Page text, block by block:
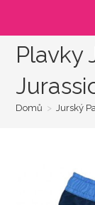
Plavky
Domů > Jurský